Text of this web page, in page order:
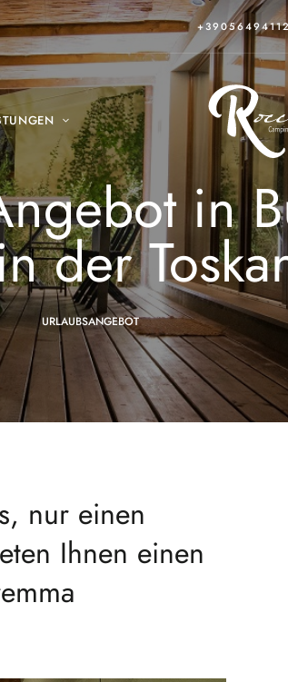
in
der
URLAUBSANGEBOT
nur einen
Ihnen einen